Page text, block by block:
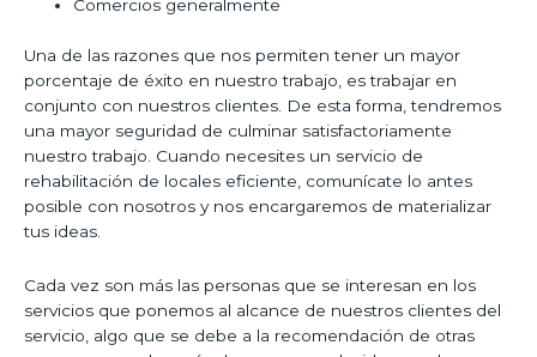
Comercios generalmente
Una de las razones que nos permiten tener un mayor
porcentaje de éxito en nuestro trabajo, es trabajar en
conjunto con nuestros clientes. De esta forma, tendremos
una mayor seguridad de culminar satisfactoriamente
nuestro trabajo. Cuando necesites un servicio de
rehabilitación de locales eficiente, comunícate lo antes
posible con nosotros y nos encargaremos de materializar
tus ideas.
Cada vez son más las personas que se interesan en los
servicios que ponemos al alcance de nuestros clientes del
servicio, algo que se debe a la recomendación de otras